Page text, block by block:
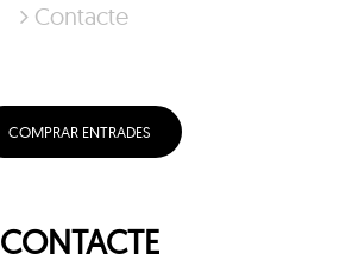
Contacte
COMPRAR ENTRADES
CONTACTE